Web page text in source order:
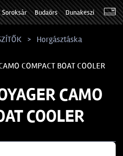
Soroksár Budaörs Dunakeszi
Horgásztáska
COMPACT BOAT COOLER
CAMO
COOLER